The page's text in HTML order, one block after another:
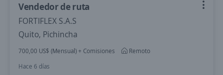
Vendedor de ruta
FORTIFLEX S.A.S
Quito, Pichincha
700,00 US$ (Mensual) + Comisiones
Remoto
Hace 6 días